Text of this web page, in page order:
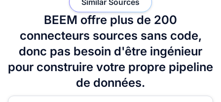
BEEM offre plus de 200
connecteurs sources sans code,
donc pas besoin d'être ingénieur
pour construire votre propre pipeline
de données.
Similar Sources